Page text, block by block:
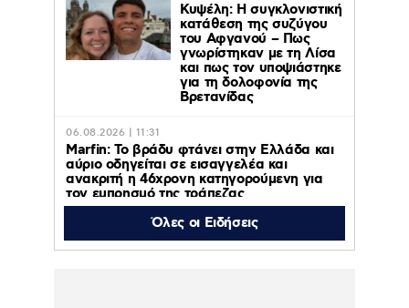
Κυψέλη: Η συγκλονιστική
κατάθεση της συζύγου
του Αφγανού – Πως
γνωρίστηκαν με τη Λίσα
και πως τον υποψιάστηκε
για τη δολοφονία της
Βρετανίδας
06.08.2026 | 11:31
Marfin: Το βράδυ φτάνει στην Ελλάδα και
αύριο οδηγείται σε εισαγγελέα και
ανακριτή η 46χρονη κατηγορούμενη για
τον εμπρησμό της τράπεζας
06.08.2026 | 11:23
Γαρυφαλλιά Καληφώνη: Διακοπές με
Όλες οι Ειδήσεις